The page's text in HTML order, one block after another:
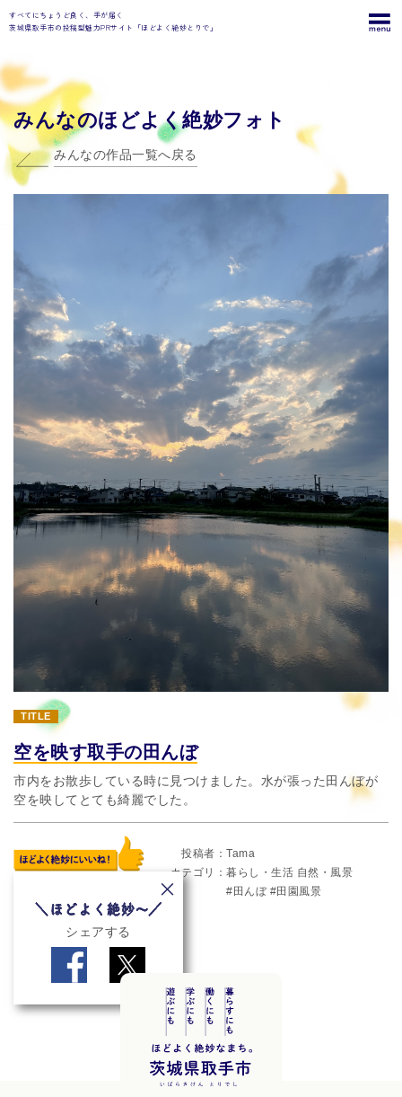
すべてにちょうど良く、手が届く
茨城県取手市の投稿型魅力PRサイト「ほどよく絶妙とりで」
みんなのほどよく絶妙フォト
みんなの作品一覧へ戻る
TITLE
空を映す取手の田んぼ
市内をお散歩している時に見つけました。水が張った田んぼが
空を映してとても綺麗でした。
シェアする
投稿者
Tama
カテゴリ
暮らし・生活 自然・風景
田んぼ
田園風景